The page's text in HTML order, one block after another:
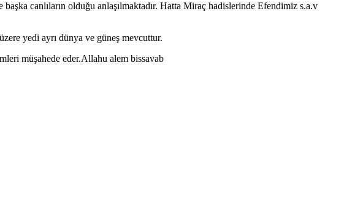
canlıların olduğu anlaşılmaktadır. Hatta Miraç hadislerinde Efendimiz s.a.v
yedi ayrı dünya ve güneş mevcuttur.
müşahede eder.Allahu alem bissavab